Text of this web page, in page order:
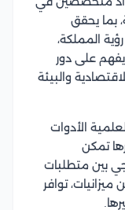
بما يحقق
المملكة،
على دور
والبيئة
الأدوات
تمكن
بين متطلبات
توافر